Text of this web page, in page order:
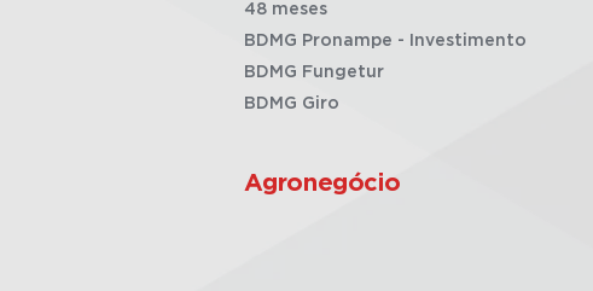
48 meses
BDMG Pronampe - Investimento
BDMG Fungetur
BDMG Giro
Agronegócio